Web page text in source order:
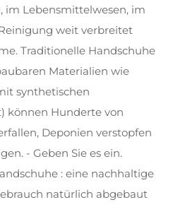
im Lebensmittelwesen, im
weit verbreitet
Traditionelle Handschuhe
Materialien wie
synthetischen
können Hunderte von
Deponien verstopfen
- Geben Sie es ein.
: eine nachhaltige
natürlich abgebaut